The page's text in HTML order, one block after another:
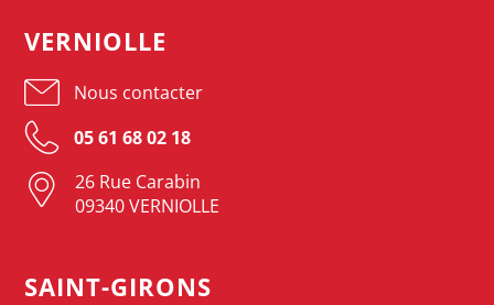
VERNIOLLE
Nous contacter
05 61 68 02 18
26 Rue Carabin
09340 VERNIOLLE
SAINT-GIRONS